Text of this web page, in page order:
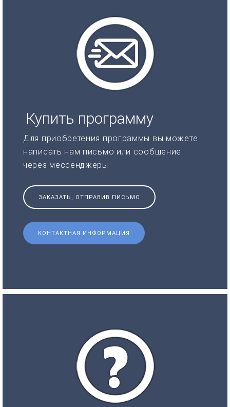
Купить программу
Для приобретения программы вы можете
написать нам письмо или сообщение
через мессенджеры
ЗАКАЗАТЬ, ОТПРАВИВ ПИСЬМО
КОНТАКТНАЯ ИНФОРМАЦИЯ